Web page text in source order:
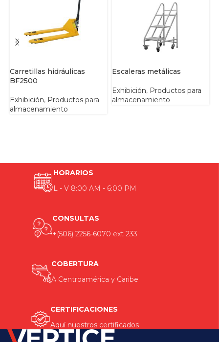
Carretillas hidráulicas
BF2500
Exhibición, Productos para
almacenamiento
Escaleras metálicas
Exhibición, Productos para
almacenamiento
HORARIOS
L - V 8:00 AM - 6:00 PM
CONSULTAS
+(506) 2256-6070 ext 233
COBERTURA
A Centroamérica y Caribe
CERTIFICACIONES
Aquí nuestros certificados